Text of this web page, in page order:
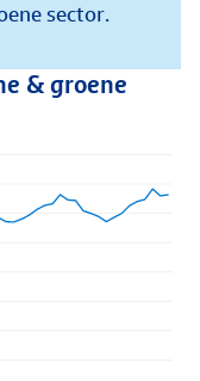
sector.
& groene